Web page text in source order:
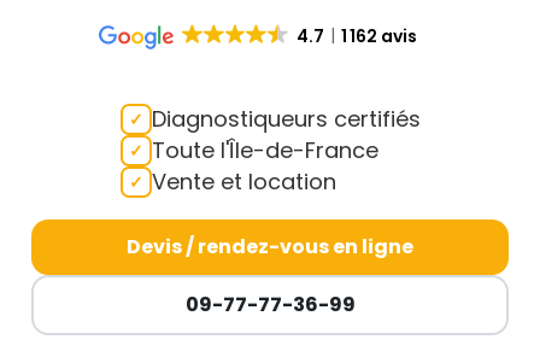
4.7 1 162 avis
Diagnostiqueurs certifiés
Toute l'Île-de-France
Vente et location
Devis / rendez-vous en ligne
09-77-77-36-99